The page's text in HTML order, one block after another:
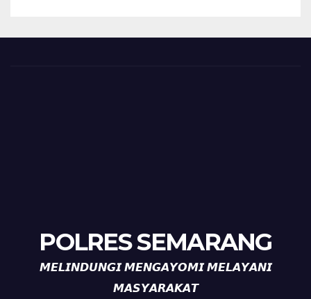
POLRES SEMARANG
𝙈𝙀𝙇𝙄𝙉𝘿𝙐𝙉𝙂𝙄 𝙈𝙀𝙉𝙂𝘼𝙔𝙊𝙈𝙄 𝙈𝙀𝙇𝘼𝙔𝘼𝙉𝙄
𝙈𝘼𝙎𝙔𝘼𝙍𝘼𝙆𝘼𝙏